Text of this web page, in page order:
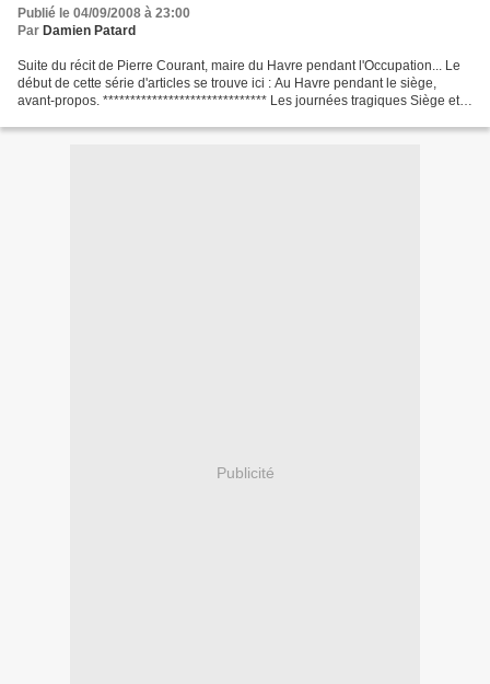
Publié le 04/09/2008 à 23:00
Par Damien Patard
Suite du récit de Pierre Courant, maire du Havre pendant l'Occupation... Le
début de cette série d'articles se trouve ici : Au Havre pendant le siège,
avant-propos. ****************************** Les journées tragiques Siège et
Publicité